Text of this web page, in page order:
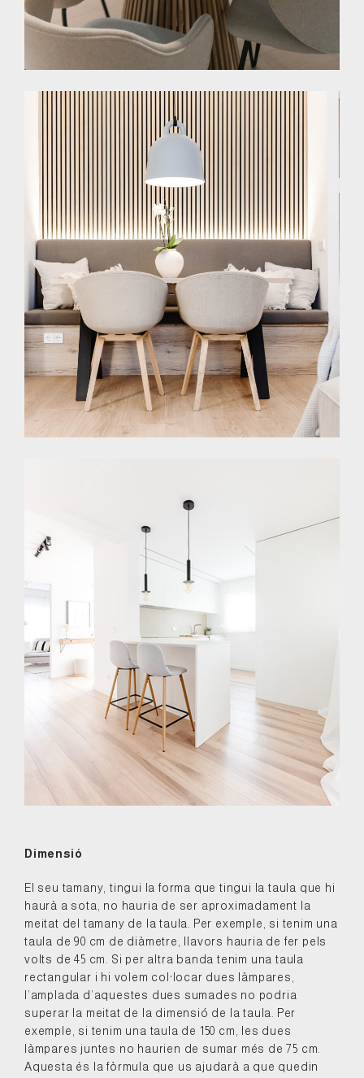
Dimensió
El seu tamany, tingui la forma que tingui la taula que hi
haurà a sota, no hauria de ser aproximadament la
meitat del tamany de la taula. Per exemple, si tenim una
taula de 90 cm de diàmetre, llavors hauria de fer pels
volts de 45 cm. Si per altra banda tenim una taula
rectangular i hi volem col·locar dues làmpares,
l’amplada d’aquestes dues sumades no podria
superar la meitat de la dimensió de la taula. Per
exemple, si tenim una taula de 150 cm, les dues
làmpares juntes no haurien de sumar més de 75 cm.
Aquesta és la fòrmula que us ajudarà a que quedin